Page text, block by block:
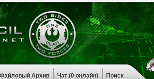
Файловый Архив Чат (0онлайн) Поиск